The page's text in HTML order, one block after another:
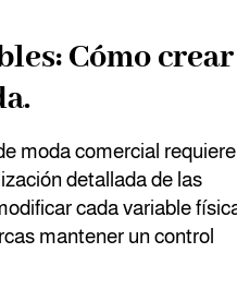
Cómo crear
moda comercial requiere
detallada de las
cada variable
mantener un control